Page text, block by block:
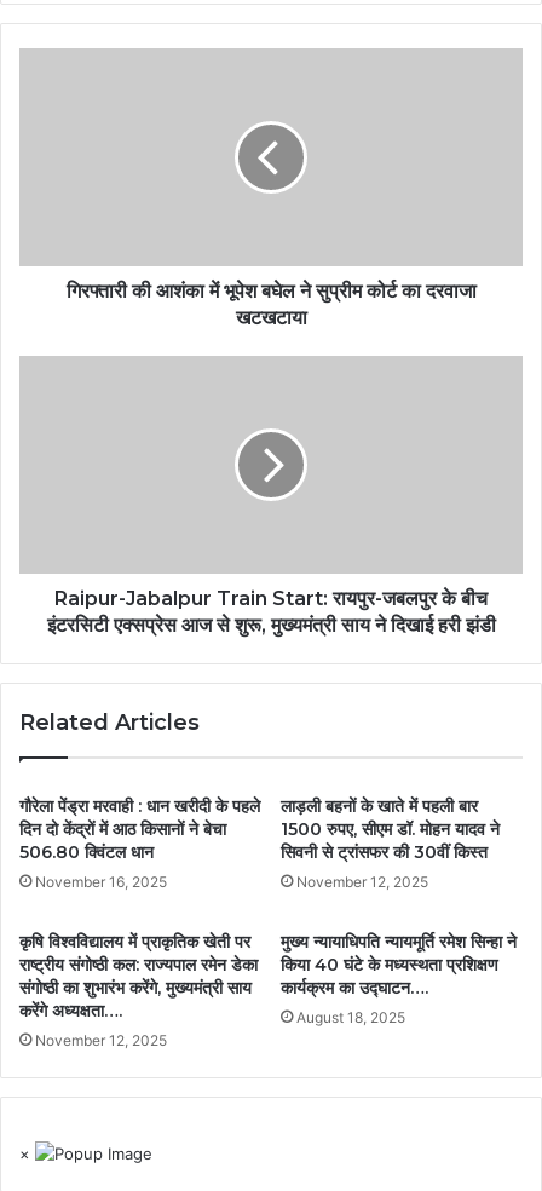
गिरफ्तारी की आशंका में भूपेश बघेल ने सुप्रीम कोर्ट का दरवाजा
खटखटाया
Raipur-Jabalpur Train Start: रायपुर-जबलपुर के बीच
इंटरसिटी एक्सप्रेस आज से शुरू, मुख्यमंत्री साय ने दिखाई हरी झंडी
Related Articles
गौरेला पेंड्रा मरवाही : धान खरीदी के पहले
दिन दो केंद्रों में आठ किसानों ने बेचा
506.80 क्विंटल धान
November 16, 2025
लाड़ली बहनों के खाते में पहली बार
1500 रुपए, सीएम डॉ. मोहन यादव ने
सिवनी से ट्रांसफर की 30वीं किस्त
November 12, 2025
कृषि विश्वविद्यालय में प्राकृतिक खेती पर
राष्ट्रीय संगोष्ठी कल: राज्यपाल रमेन डेका
संगोष्ठी का शुभारंभ करेंगे, मुख्यमंत्री साय
करेंगे अध्यक्षता….
November 12, 2025
मुख्य न्यायाधिपति न्यायमूर्ति रमेश सिन्हा ने
किया 40 घंटे के मध्यस्थता प्रशिक्षण
कार्यक्रम का उद्घाटन….
August 18, 2025
×